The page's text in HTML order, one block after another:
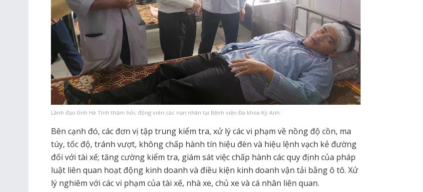
Lãnh đạo tỉnh Hà Tĩnh thăm hỏi, động viên các nạn nhân tại Bệnh viện Đa khoa Kỳ Anh.
Bên cạnh đó, các đơn vị tập trung kiểm tra, xử lý các vi phạm về nồng độ cồn, ma
túy, tốc độ, tránh vượt, không chấp hành tín hiệu đèn và hiệu lệnh vạch kẻ đường
đối với tài xế; tăng cường kiểm tra, giám sát việc chấp hành các quy định của pháp
luật liên quan hoạt động kinh doanh và điều kiện kinh doanh vận tải bằng ô tô. Xử
lý nghiêm với các vi phạm của tài xế, nhà xe, chủ xe và cá nhân liên quan.